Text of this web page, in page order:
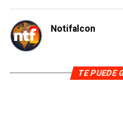
Notifalcon
TE PUEDE